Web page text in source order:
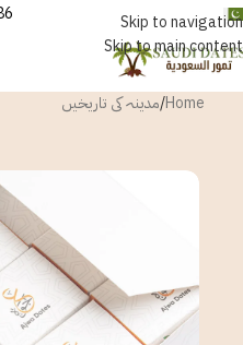
Skip to navigation
Skip to main content
اردو
Home
/مدینہ کی تاریخیں